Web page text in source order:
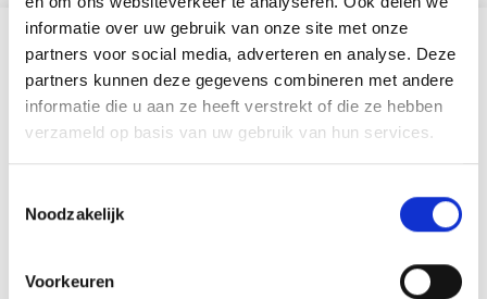
informatie over uw gebruik van onze site met onze
partners voor social media, adverteren en analyse. Deze
partners kunnen deze gegevens combineren met andere
informatie die u aan ze heeft verstrekt of die ze hebben
verzameld op basis van uw gebruik van hun services.
Noodzakelijk
Voorkeuren
D'AUTRES ONT ÉGALEMENT
29% de réduction